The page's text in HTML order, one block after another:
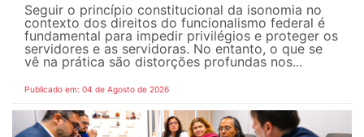
Seguir o princípio constitucional da isonomia no
contexto dos direitos do funcionalismo federal é
fundamental para impedir privilégios e proteger os
servidores e as servidoras. No entanto, o que se
vê na prática são distorções profundas nos...
Publicado em: 04 de Agosto de 2026